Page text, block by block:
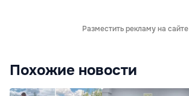
Разместить рекламу на сайте
Похожие новости